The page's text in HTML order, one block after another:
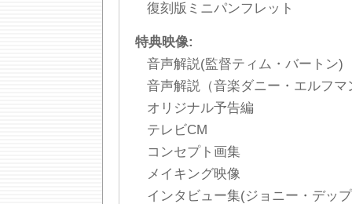
復刻版ミニパンフレット
特典映像:
音声解説(監督ティム・バートン)
音声解説（音楽ダニー・エルフマ
オリジナル予告編
テレビCM
コンセプト画集
メイキング映像
インタビュー集(ジョニー・デッ